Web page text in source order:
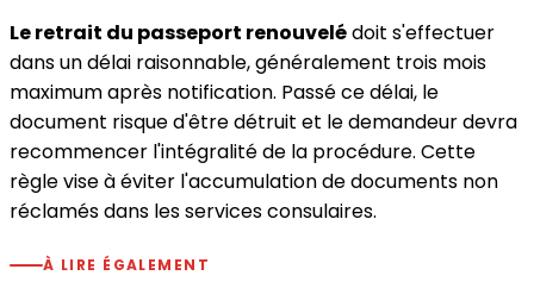
Le retrait du passeport renouvelédoit s'effectuer
dans un délai raisonnable, généralement trois mois
maximum après notification. Passé ce délai, le
document risque d'être détruit et le demandeur devra
recommencer l'intégralité de la procédure. Cette
règle vise à éviter l'accumulation de documents non
réclamés dans les services consulaires.
À LIRE ÉGALEMENT